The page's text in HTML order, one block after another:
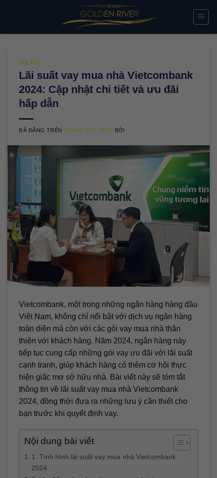
TIN TỨC
Lãi suất vay mua nhà Vietcombank
2024: Cập nhật chi tiết và ưu đãi
hấp dẫn
ĐÃ ĐĂNG TRÊNTHÁNG 3 11, 2025 BỞI
Vietcombank, một trong những ngân hàng hàng đầu
Việt Nam, không chỉ nổi bật với dịch vụ ngân hàng
toàn diện mà còn với các gói vay mua nhà thân
thiện với khách hàng. Năm 2024, ngân hàng này
tiếp tục cung cấp những gói vay ưu đãi với lãi suất
cạnh tranh, giúp khách hàng có thêm cơ hội thực
hiện giấc mơ sở hữu nhà. Bài viết này sẽ tóm tắt
thông tin về lãi suất vay mua nhà Vietcombank
2024, đồng thời đưa ra những lưu ý cần thiết cho
bạn trước khi quyết định vay.
Nội dung bài viết
1. Tình hình lãi suất vay mua nhà Vietcombank
2024